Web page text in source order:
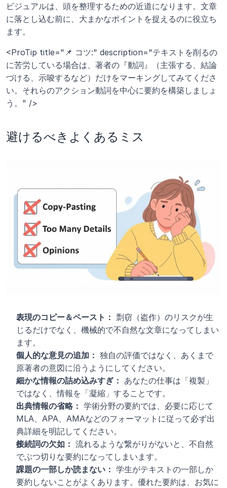
ビジュアルは、頭を整理するための近道になります。文章
に落とし込む前に、大まかなポイントを捉えるのに役立ち
ます。
<ProTip title="📌 コツ:" description="テキストを削るの
に苦労している場合は、著者の『動詞』（主張する、結論
づける、示唆するなど）だけをマーキングしてみてくださ
い。それらのアクション動詞を中心に要約を構築しましょ
う。" />
避けるべきよくあるミス
表現のコピー＆ペースト： 剽窃（盗作）のリスクが生
じるだけでなく、機械的で不自然な文章になってしまい
ます。
個人的な意見の追加： 独自の評価ではなく、あくまで
原著者の意図に沿うようにしてください。
細かな情報の詰め込みすぎ： あなたの仕事は「複製」
ではなく、情報を「凝縮」することです。
出典情報の省略： 学術分野の要約では、必要に応じて
MLA、APA、AMAなどのフォーマットに従って必ず出
典詳細を明記してください。
接続詞の欠如： 流れるような繋がりがないと、不自然
でぶつ切りな要約になってしまいます。
課題の一部しか読まない： 学生がテキストの一部しか
要約しないことがよくあります。優れた要約は、お気に